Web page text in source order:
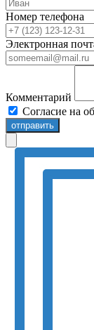
Номер телефона
Электронная
Комментарий
Согласие на
отправить